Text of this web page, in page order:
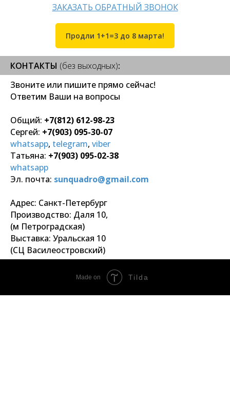
ЗАКАЗАТЬ ОБРАТНЫЙ ЗВОНОК
Продли 1+1=3 до 8 марта!
КОНТАКТЫ (без выходных):
Звоните или пишите прямо сейчас!
Ответим Ваши на вопросы
Общий: +7(812) 612-98-23
Сергей: +7(903) 095-30-07
whatsapp, telegram, viber
Татьяна: +7(903) 095-02-38
whatsapp
Эл. почта: sunquadro@gmail.com
Адрес: Санкт-Петербург
Производство: Даля 10,
(м Петроградская)
Выставка: Уральская 10
(СЦ Василеостровский)
Made on Tilda